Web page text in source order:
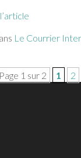
Le Courrier
Page 1 sur 2 1 2